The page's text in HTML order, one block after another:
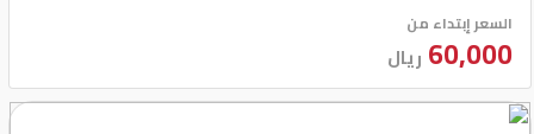
المعارض
السعر إبتداء من
60,000 ريال